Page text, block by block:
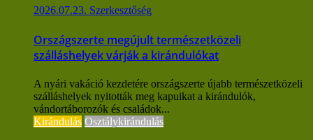
2026.07.23. Szerkesztőség
Országszerte megújult természetközeli
szálláshelyek várják a kirándulókat
A nyári vakáció kezdetére országszerte újabb természetközeli
szálláshelyek nyitották meg kapuikat a kirándulók,
vándortáborozók és családok...
Kirándulás Osztálykirándulás